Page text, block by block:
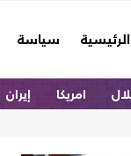
الرئيسية
(current) سياسة
امريكا إيران